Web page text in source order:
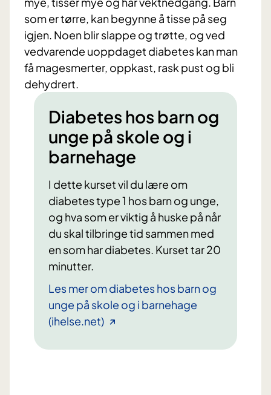
som er tørre, kan begynne å tisse på seg
igjen. Noen blir slappe og trøtte, og ved
vedvarende uoppdaget diabetes kan man
få magesmerter, oppkast, rask pust og bli
dehydrert.
Diabetes hos barn og
unge på skole og i
barnehage
I dette kurset vil du lære om
diabetes type 1 hos barn og unge,
og hva som er viktig å huske på når
du skal tilbringe tid sammen med
en som har diabetes. Kurset tar 20
minutter.
Les mer om diabetes hos barn og
unge på skole og i barnehage
(ihelse.net)